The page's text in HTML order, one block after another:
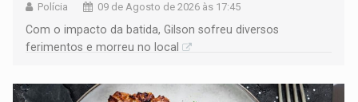
Polícia 09 de Agosto de 2026 às 17:45
​Com o impacto da batida, Gilson sofreu diversos
ferimentos e morreu no local